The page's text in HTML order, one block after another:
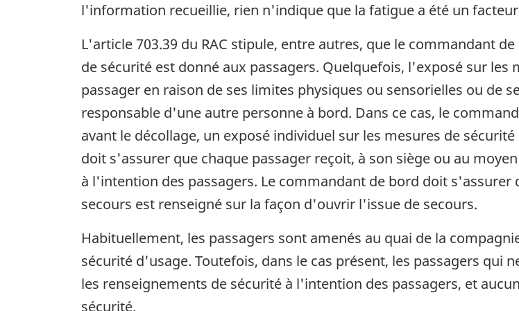
l'information recueillie, rien n'indique que la fatigue a été un
L'article 703.39 du RAC stipule, entre autres, que le commandant
de sécurité est donné aux passagers. Quelquefois, l'exposé sur
passager en raison de ses limites physiques ou sensorielles ou de
responsable d'une autre personne à bord. Dans ce cas, le
avant le décollage, un exposé individuel sur les mesures de
doit s'assurer que chaque passager reçoit, à son siège ou au
à l'intention des passagers. Le commandant de bord doit s'assurer
secours est renseigné sur la façon d'ouvrir l'issue de secours.
Habituellement, les passagers sont amenés au quai de la
sécurité d'usage. Toutefois, dans le cas présent, les passagers qui
les renseignements de sécurité à l'intention des passagers, et
sécurité.